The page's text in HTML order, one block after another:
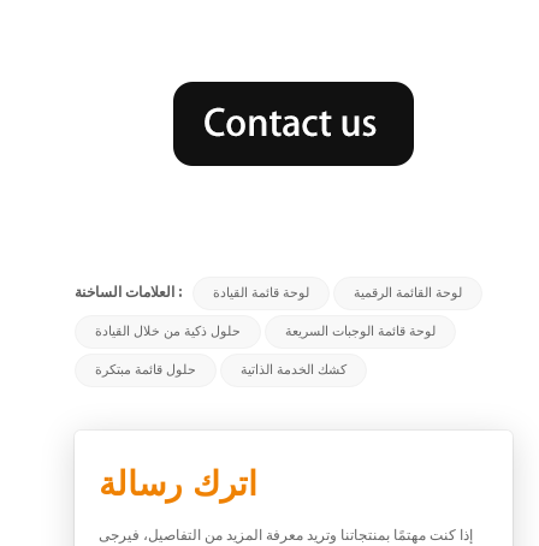
العلامات الساخنة : لوحة قائمة القيادة لوحة القائمة الرقمية
حلول ذكية من خلال القيادة لوحة قائمة الوجبات السريعة
حلول قائمة مبتكرة كشك الخدمة الذاتية
اترك رسالة
إذا كنت مهتمًا بمنتجاتنا وتريد معرفة المزيد من التفاصيل، فيرجى